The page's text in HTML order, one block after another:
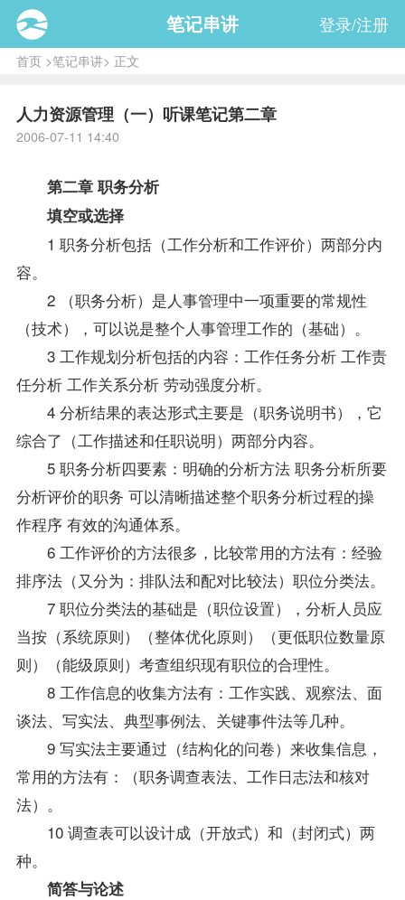
笔记串讲 登录/注册
首页>笔记串讲> 正文
人力资源管理（一）听课笔记第二章
2006-07-11 14:40
第二章 职务分析
填空或选择
1 职务分析包括（工作分析和工作评价）两部分内
容。
2 （职务分析）是人事管理中一项重要的常规性
（技术），可以说是整个人事管理工作的（基础）。
3 工作规划分析包括的内容：工作任务分析 工作责
任分析 工作关系分析 劳动强度分析。
4 分析结果的表达形式主要是（职务说明书），它
综合了（工作描述和任职说明）两部分内容。
5 职务分析四要素：明确的分析方法 职务分析所要
分析评价的职务 可以清晰描述整个职务分析过程的操
作程序 有效的沟通体系。
6 工作评价的方法很多，比较常用的方法有：经验
排序法（又分为：排队法和配对比较法）职位分类法。
7 职位分类法的基础是（职位设置），分析人员应
当按（系统原则）（整体优化原则）（更低职位数量原
则）（能级原则）考查组织现有职位的合理性。
8 工作信息的收集方法有：工作实践、观察法、面
谈法、写实法、典型事例法、关键事件法等几种。
9 写实法主要通过（结构化的问卷）来收集信息，
常用的方法有：（职务调查表法、工作日志法和核对
法）。
10 调查表可以设计成（开放式）和（封闭式）两
种。
简答与论述